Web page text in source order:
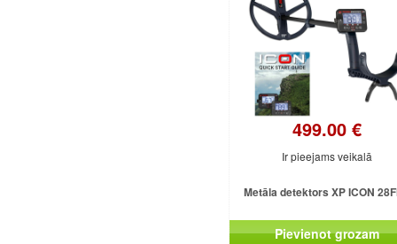
499.00 €
Ir pieejams veikalā
Metāla detektors XP ICON
Pievienot grozam